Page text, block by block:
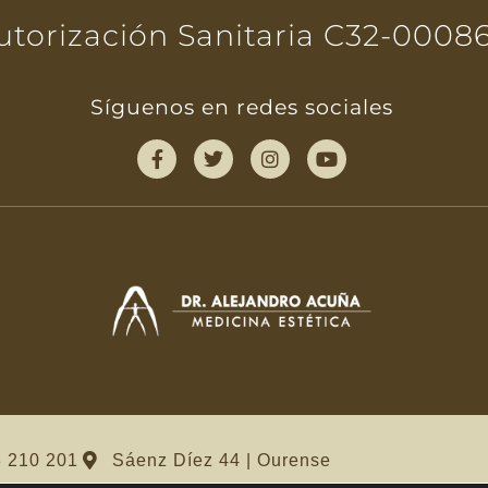
Sanitaria C32-
Síguenos en redes sociales
210 201 Sáenz Díez 44 | Ourense